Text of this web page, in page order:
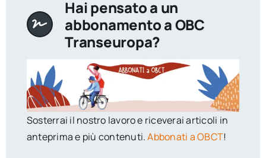
Hai pensato a un
abbonamento a OBC
Transeuropa?
Sosterrai il nostro lavoro e riceverai articoli in
anteprima e più contenuti.Abbonati a OBCT!